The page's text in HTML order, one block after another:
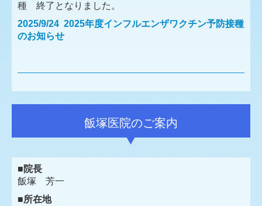
種 終了となりました。
2025/9/24 2025年度インフルエンザワクチン予防接種
のお知らせ
飯塚医院のご案内
■院長
飯塚 芳一
■所在地